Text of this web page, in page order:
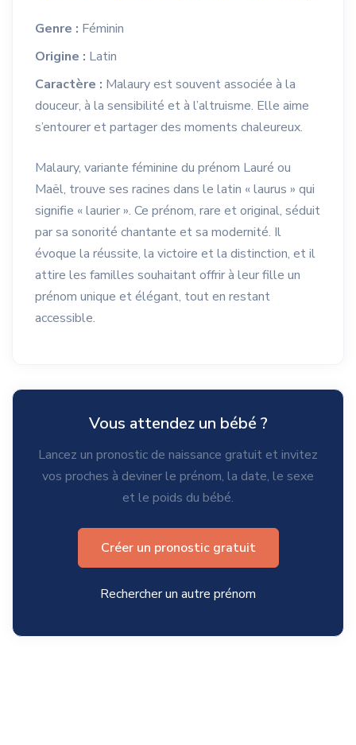
Genre : Féminin
Origine : Latin
Caractère : Malaury est souvent associée à la
douceur, à la sensibilité et à l’altruisme. Elle aime
s’entourer et partager des moments chaleureux.
Malaury, variante féminine du prénom Lauré ou
Maël, trouve ses racines dans le latin « laurus » qui
signifie « laurier ». Ce prénom, rare et original, séduit
par sa sonorité chantante et sa modernité. Il
évoque la réussite, la victoire et la distinction, et il
attire les familles souhaitant offrir à leur fille un
prénom unique et élégant, tout en restant
accessible.
Vous attendez un bébé ?
Lancez un pronostic de naissance gratuit et invitez
vos proches à deviner le prénom, la date, le sexe
et le poids du bébé.
Créer un pronostic gratuit
Rechercher un autre prénom